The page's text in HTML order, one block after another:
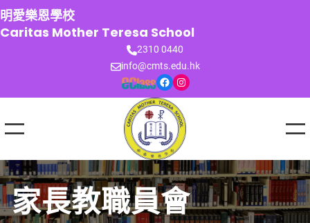
跳
至
主
明愛樂恩學校
Caritas Mother Teresa School
2310 0440
info@cmts.edu.hk
Facebook Instagram
家長教職員會